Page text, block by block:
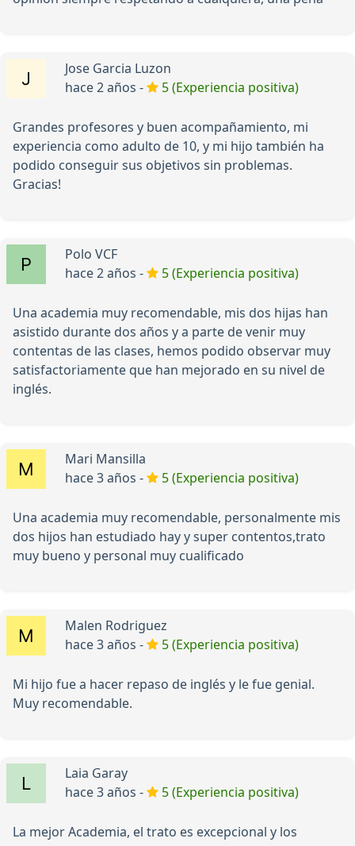
Jose Garcia Luzon
hace 2 años -
5 (Experiencia positiva)
Grandes profesores y buen acompañamiento, mi
experiencia como adulto de 10, y mi hijo también ha
podido conseguir sus objetivos sin problemas.
Gracias!
Polo VCF
hace 2 años -
5 (Experiencia positiva)
Una academia muy recomendable, mis dos hijas han
asistido durante dos años y a parte de venir muy
contentas de las clases, hemos podido observar muy
satisfactoriamente que han mejorado en su nivel de
inglés.
Mari Mansilla
hace 3 años -
5 (Experiencia positiva)
Una academia muy recomendable, personalmente mis
dos hijos han estudiado hay y super contentos,trato
muy bueno y personal muy cualificado
Malen Rodriguez
hace 3 años -
5 (Experiencia positiva)
Mi hijo fue a hacer repaso de inglés y le fue genial.
Muy recomendable.
Laia Garay
hace 3 años -
5 (Experiencia positiva)
La mejor Academia, el trato es excepcional y los